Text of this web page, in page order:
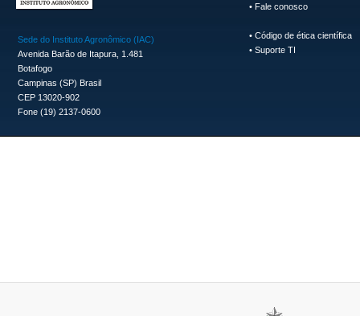
Sede do Instituto Agronômico (IAC)
Avenida Barão de Itapura, 1.481
Botafogo
Campinas (SP) Brasil
CEP 13020-902
Fone (19) 2137-0600
• Fale conosco
• Código de ética científica
• Suporte TI